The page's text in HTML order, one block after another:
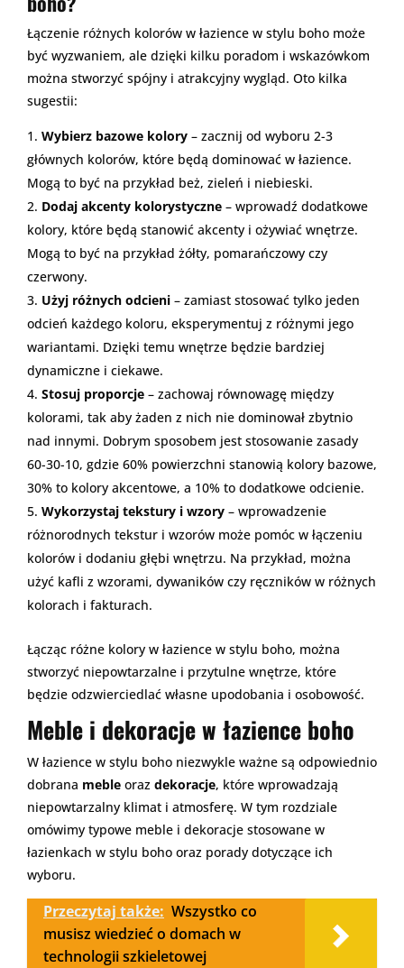
Łączenie różnych kolorów w łazience w stylu boho może
być wyzwaniem, ale dzięki kilku poradom i wskazówkom
można stworzyć spójny i atrakcyjny wygląd. Oto kilka
sugestii:
Wybierz bazowe kolory – zacznij od wyboru 2-3
głównych kolorów, które będą dominować w łazience.
Mogą to być na przykład beż, zieleń i niebieski.
Dodaj akcenty kolorystyczne – wprowadź dodatkowe
kolory, które będą stanowić akcenty i ożywiać wnętrze.
Mogą to być na przykład żółty, pomarańczowy czy
czerwony.
Użyj różnych odcieni – zamiast stosować tylko jeden
odcień każdego koloru, eksperymentuj z różnymi jego
wariantami. Dzięki temu wnętrze będzie bardziej
dynamiczne i ciekawe.
Stosuj proporcje – zachowaj równowagę między
kolorami, tak aby żaden z nich nie dominował zbytnio
nad innymi. Dobrym sposobem jest stosowanie zasady
60-30-10, gdzie 60% powierzchni stanowią kolory bazowe,
30% to kolory akcentowe, a 10% to dodatkowe odcienie.
Wykorzystaj tekstury i wzory – wprowadzenie
różnorodnych tekstur i wzorów może pomóc w łączeniu
kolorów i dodaniu głębi wnętrzu. Na przykład, można
użyć kafli z wzorami, dywaników czy ręczników w różnych
kolorach i fakturach.
Łącząc różne kolory w łazience w stylu boho, można
stworzyć niepowtarzalne i przytulne wnętrze, które
będzie odzwierciedlać własne upodobania i osobowość.
Meble i dekoracje w łazience boho
W łazience w stylu boho niezwykle ważne są odpowiednio
dobrana meble oraz dekoracje, które wprowadzają
niepowtarzalny klimat i atmosferę. W tym rozdziale
omówimy typowe meble i dekoracje stosowane w
łazienkach w stylu boho oraz porady dotyczące ich
wyboru.
Przeczytaj także: Wszystko co
musisz wiedzieć o domach w
technologii szkieletowej